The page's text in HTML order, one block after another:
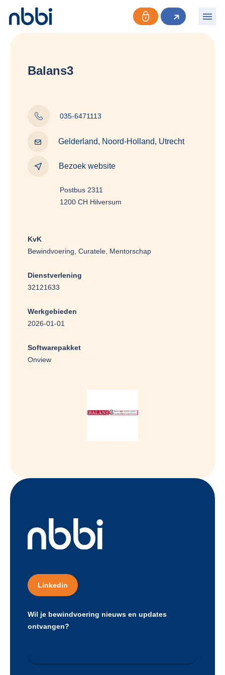
Balans3
035-6471113
Gelderland, Noord-Holland, Utrecht
Bezoek website
Postbus 2311
1200 CH Hilversum
KvK
Bewindvoering, Curatele, Mentorschap
Dienstverlening
32121633
Werkgebieden
2026-01-01
Softwarepakket
Onview
Linkedin
Wil je bewindvoering nieuws en updates
ontvangen?